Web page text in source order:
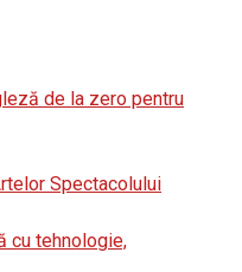
de la zero pentru
Spectacolului
cu tehnologie,